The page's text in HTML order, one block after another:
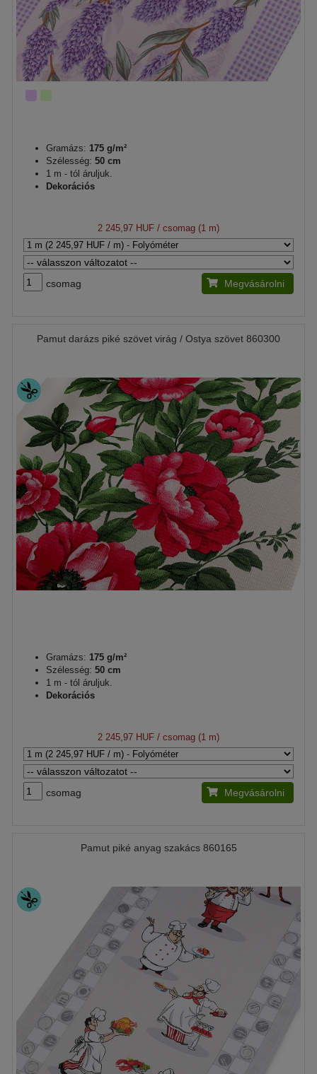
Gramázs: 175 g/m²
Szélesség: 50 cm
1 m - tól áruljuk.
Dekorációs
2 245,97 HUF / csomag (1 m)
csomag Megvásárolni
Pamut darázs piké szövet virág / Ostya szövet 860300
Gramázs: 175 g/m²
Szélesség: 50 cm
1 m - tól áruljuk.
Dekorációs
2 245,97 HUF / csomag (1 m)
csomag Megvásárolni
Pamut piké anyag szakács 860165